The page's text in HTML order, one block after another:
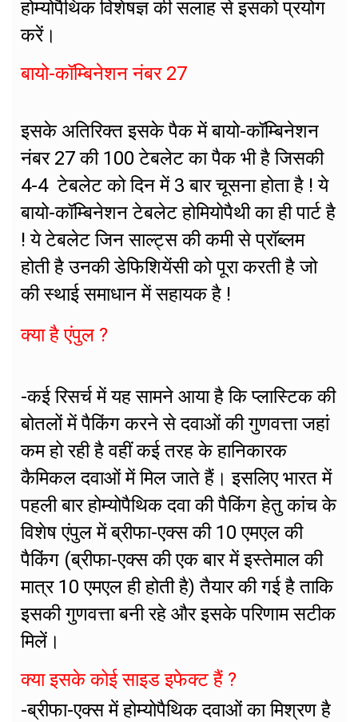
होम्योपैथिक विशेषज्ञ की सलाह से इसको प्रयोग
करें।
बायो-कॉम्बिनेशन नंबर 27
इसके अतिरिक्त इसके पैक में बायो-कॉम्बिनेशन
नंबर 27 की 100 टेबलेट का पैक भी है जिसकी
4-4 टेबलेट को दिन में 3 बार चूसना होता है ! ये
बायो-कॉम्बिनेशन टेबलेट होमियोपैथी का ही पार्ट है
! ये टेबलेट जिन साल्ट्स की कमी से प्रॉब्लम
होती है उनकी डेफिशियेंसी को पूरा करती है जो
की स्थाई समाधान में सहायक है !
क्या है एंपुल ?
-कई रिसर्च में यह सामने आया है कि प्लास्टिक की
बोतलों में पैकिंग करने से दवाओं की गुणवत्ता जहां
कम हो रही है वहीं कई तरह के हानिकारक
कैमिकल दवाओं में मिल जाते हैं। इसलिए भारत में
पहली बार होम्योपैथिक दवा की पैकिंग हेतु कांच के
विशेष एंपुल में ब्रीफा-एक्स की 10 एमएल की
पैकिंग (ब्रीफा-एक्स की एक बार में इस्तेमाल की
मात्र 10 एमएल ही होती है) तैयार की गई है ताकि
इसकी गुणवत्ता बनी रहे और इसके परिणाम सटीक
मिलें।
क्या इसके कोई साइड इफेक्ट हैं ?
-ब्रीफा-एक्स में होम्योपैथिक दवाओं का मिश्रण है